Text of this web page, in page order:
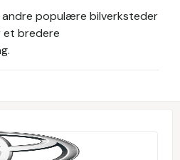
andre populære bilverksteder
et bredere